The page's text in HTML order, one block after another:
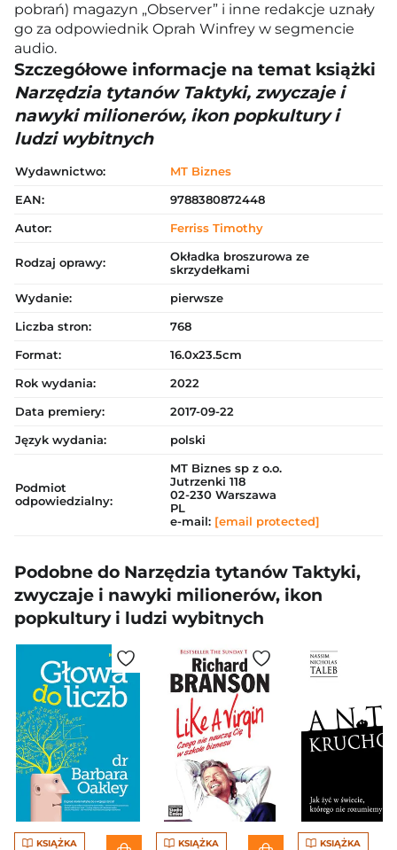
pobrań) magazyn „Observer” i inne redakcje uznały
go za odpowiednik Oprah Winfrey w segmencie
audio.
Szczegółowe informacje na temat książki
Narzędzia tytanów Taktyki, zwyczaje i
nawyki milionerów, ikon popkultury i
ludzi wybitnych
Wydawnictwo:
MT Biznes
EAN:
9788380872448
Autor:
Ferriss Timothy
Rodzaj oprawy:
Okładka broszurowa ze
skrzydełkami
Wydanie:
pierwsze
Liczba stron:
768
Format:
16.0x23.5cm
Rok wydania:
2022
Data premiery:
2017-09-22
Język wydania:
polski
Podmiot
odpowiedzialny:
MT Biznes sp z o.o.
Jutrzenki 118
02-230 Warszawa
PL
e-mail: [email protected]
Podobne do Narzędzia tytanów Taktyki,
zwyczaje i nawyki milionerów, ikon
popkultury i ludzi wybitnych
KSIĄŻKA KSIĄŻKA KSIĄŻKA